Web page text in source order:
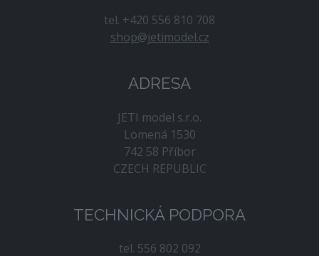
tel. +420 556 810 708
shop@jetimodel.cz
ADRESA
JETI model s.r.o.
Lomená 1530
742 58 Příbor
CZECH REPUBLIC
TECHNICKÁ PODPORA
tel. 556 802 092